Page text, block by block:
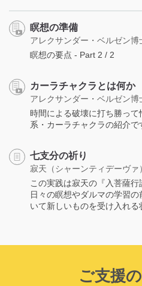
瞑想の準備
アレクサンダー・ベルゼン博
瞑想の要点 - Part 2 / 2
カーラチャクラとは何か
アレクサンダー・ベルゼン博
時間による破壊に打ち勝っ
系・カーラチャクラの紹介で
七支分の祈り
寂天（シャーンティデーヴァ）
この実践は寂天の『入菩薩行
日々の瞑想やダルマの学習
いて新しいものを受け入れる
ご支援